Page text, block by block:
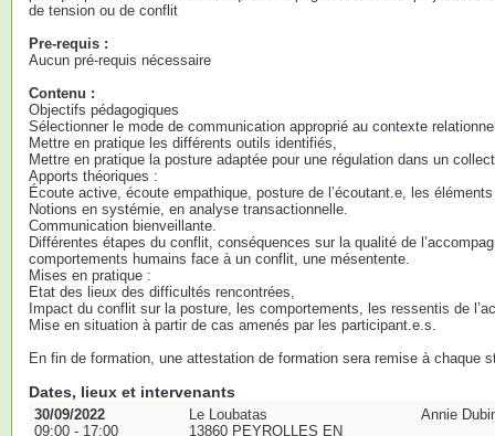
de tension ou de conflit
Pre-requis :
Aucun pré-requis nécessaire
Contenu :
Objectifs pédagogiques
Sélectionner le mode de communication approprié au contexte
Mettre en pratique les différents outils identifiés,
Mettre en pratique la posture adaptée pour une régulation dans un
Apports théoriques :
Écoute active, écoute empathique, posture de l’écoutant.e, les
Notions en systémie, en analyse transactionnelle.
Communication bienveillante.
Différentes étapes du conflit, conséquences sur la qualité de
comportements humains face à un conflit, une mésentente.
Mises en pratique :
Etat des lieux des difficultés rencontrées,
Impact du conflit sur la posture, les comportements, les ressentis de
Mise en situation à partir de cas amenés par les participant.e.s.
En fin de formation, une attestation de formation sera remise à chaque
Dates, lieux et intervenants
30/09/2022
09:00 - 17:00
Le Loubatas
13860 PEYROLLES EN
Annie